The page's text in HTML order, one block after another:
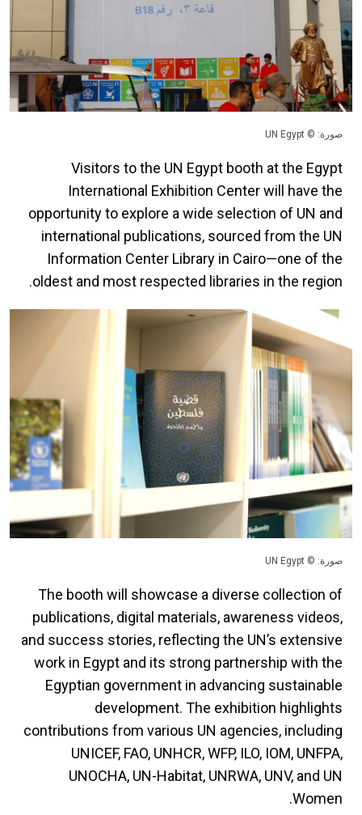
صورة: © UN Egypt
Visitors to the UN Egypt booth at the Egypt
International Exhibition Center will have the
opportunity to explore a wide selection of UN and
international publications, sourced from the UN
Information Center Library in Cairo—one of the
oldest and most respected libraries in the region.
صورة: © UN Egypt
The booth will showcase a diverse collection of
publications, digital materials, awareness videos,
and success stories, reflecting the UN’s extensive
work in Egypt and its strong partnership with the
Egyptian government in advancing sustainable
development. The exhibition highlights
contributions from various UN agencies, including
UNICEF, FAO, UNHCR, WFP, ILO, IOM, UNFPA,
UNOCHA, UN-Habitat, UNRWA, UNV, and UN
Women.